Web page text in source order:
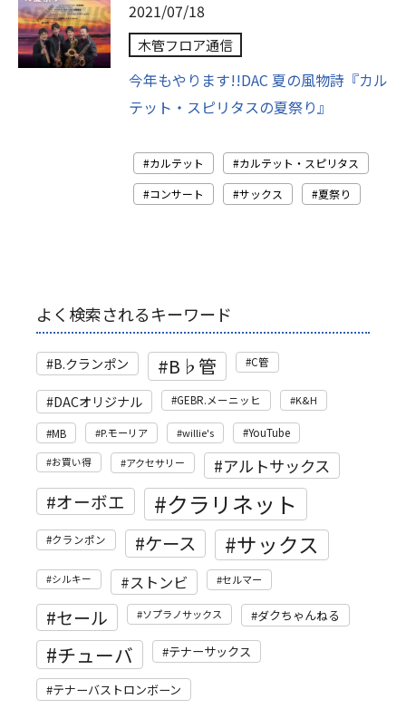
2021/07/18
木管フロア通信
今年もやります!!DAC 夏の風物詩『カル
テット・スピリタスの夏祭り』
カルテット
カルテット・スピリタス
コンサート
サックス 夏祭り
よく検索されるキーワード
B.クランポン B♭管 C管
DACオリジナル GEBR.メーニッヒ K&H
MB P.モーリア willie's YouTube
お買い得 アクセサリー アルトサックス
オーボエ クラリネット
クランポン ケース サックス
シルキー ストンビ セルマー
セール ソプラノサックス ダクちゃんねる
チューバ テナーサックス
テナーバストロンボーン